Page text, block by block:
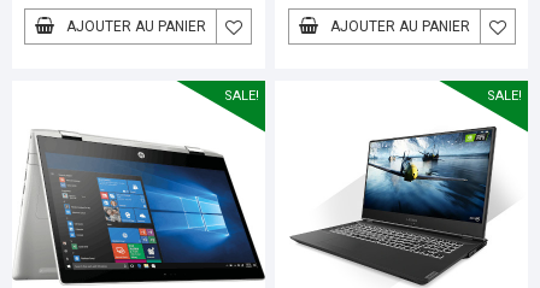
AJOUTER AU PANIER AJOUTER AU PANIER
SALE! SALE!